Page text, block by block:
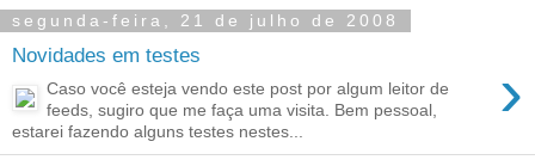
segunda-feira, 21 de julho de 2008
Novidades em testes ›
Caso você esteja vendo este post por algum leitor de
feeds, sugiro que me faça uma visita. Bem pessoal,
estarei fazendo alguns testes nestes...